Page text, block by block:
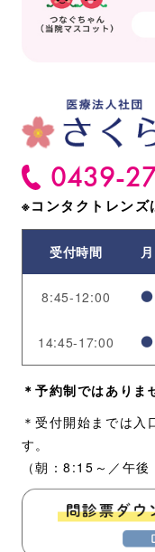
0439-
※コンタクトレンズ
受付時間 月
8:45-12:00 ●
14:45-17:00 ●
＊予約制ではありま
＊受付開始までは入
す。
（朝：8:15～／午後